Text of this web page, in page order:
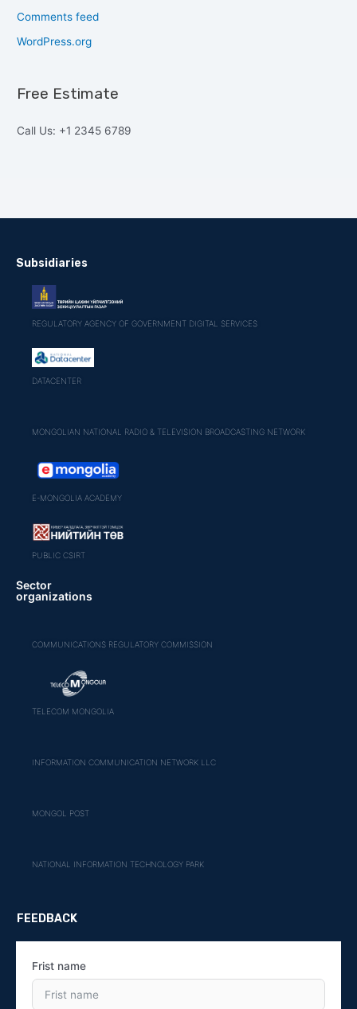
Comments feed
WordPress.org
Free Estimate
Call Us: +1 2345 6789
Subsidiaries
REGULATORY AGENCY OF GOVERNMENT DIGITAL SERVICES
DATACENTER
MONGOLIAN NATIONAL RADIO & TELEVISION BROADCASTING NETWORK
E-MONGOLIA ACADEMY
PUBLIC CSIRT
Sector
organizations
COMMUNICATIONS REGULATORY COMMISSION
TELECOM MONGOLIA
INFORMATION COMMUNICATION NETWORK LLC
MONGOL POST
NATIONAL INFORMATION TECHNOLOGY PARK
FEEDBACK
Frist name